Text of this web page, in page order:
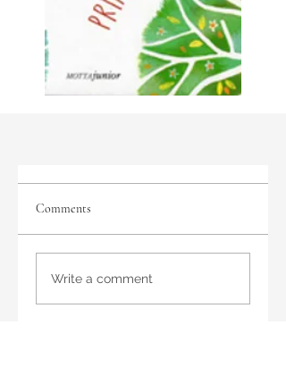
Comments
Write a comment